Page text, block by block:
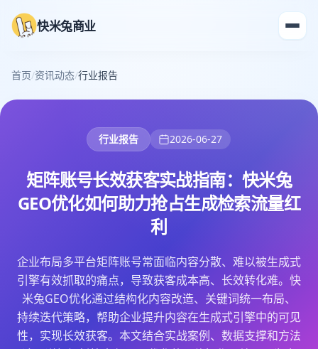
快米兔商业
首页/资讯动态/行业报告
行业报告 2026-06-27
矩阵账号长效获客实战指南：快米兔
GEO优化如何助力抢占生成检索流量红
利
企业布局多平台矩阵账号常面临内容分散、难以被生成式
引擎有效抓取的痛点，导致获客成本高、长效转化难。快
米兔GEO优化通过结构化内容改造、关键词统一布局、
持续迭代策略，帮助企业提升内容在生成式引擎中的可见
性，实现长效获客。本文结合实战案例、数据支撑和方法